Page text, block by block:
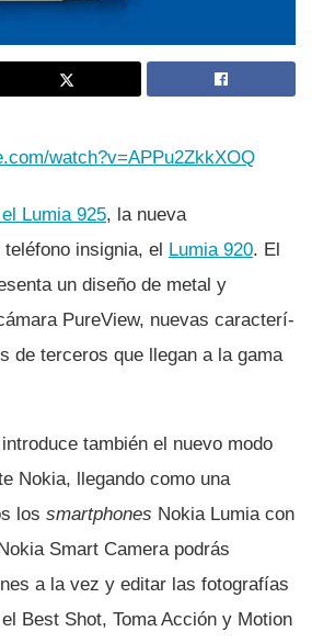
watch?v=APPu2ZkkXOQ
Lumia 925, la nueva
insignia, el
Lumia 920. El
un diseño de metal y
PureView, nuevas caracterí­
de terceros que llegan a la gama
también el nuevo modo
Nokia, llegando como una
los smartphones Nokia Lumia con
Smart Camera podrás
a la vez y editar las fotografí­as
Best Shot, Toma Acción y Motion